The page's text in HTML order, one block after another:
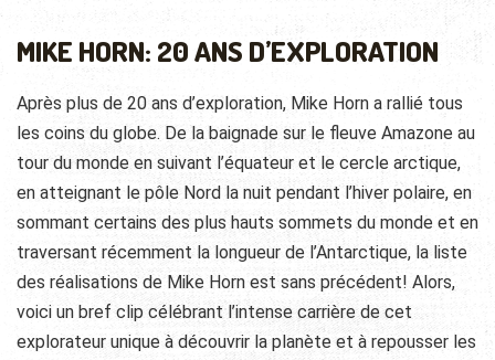
MIKE HORN: 20 ANS D’EXPLORATION
Après plus de 20 ans d’exploration, Mike Horn a rallié tous
les coins du globe. De la baignade sur le fleuve Amazone au
tour du monde en suivant l’équateur et le cercle arctique,
en atteignant le pôle Nord la nuit pendant l’hiver polaire, en
sommant certains des plus hauts sommets du monde et en
traversant récemment la longueur de l’Antarctique, la liste
des réalisations de Mike Horn est sans précédent! Alors,
voici un bref clip célébrant l’intense carrière de cet
explorateur unique à découvrir la planète et à repousser les